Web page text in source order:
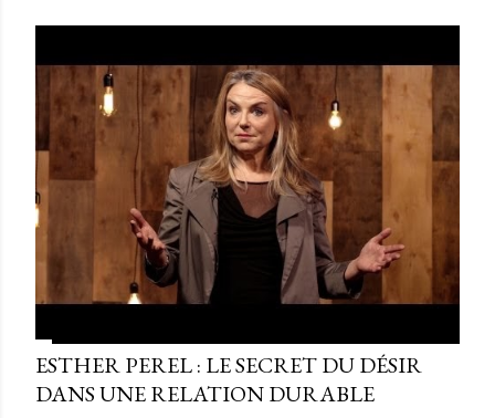
ESTHER PEREL : LE SECRET DU DÉSIR
DANS UNE RELATION DURABLE